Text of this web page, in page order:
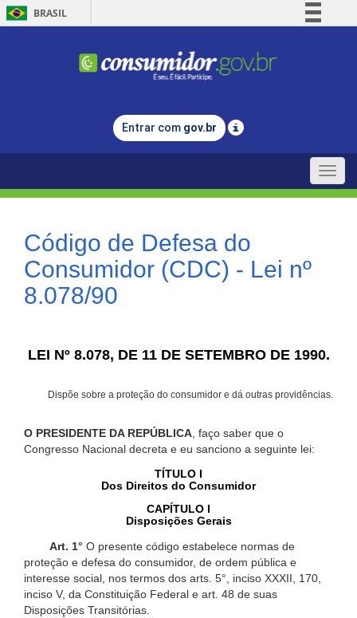
BRASIL
Comunica BR
Legislação
Entrar com gov.br
Toggle
Código de Defesa do
Consumidor (CDC) - Lei nº
8.078/90
LEI Nº 8.078, DE 11 DE SETEMBRO DE 1990.
Dispõe sobre a proteção do consumidor e dá outras providências.
O PRESIDENTE DA REPÚBLICA , faço saber que o
Congresso Nacional decreta e eu sanciono a seguinte lei:
TÍTULO I
Dos Direitos do Consumidor
CAPÍTULO I
Disposições Gerais
Art. 1° O presente código estabelece normas de
proteção e defesa do consumidor, de ordem pública e
interesse social, nos termos dos arts. 5°, inciso XXXII, 170,
inciso V, da Constituição Federal e art. 48 de suas
Disposições Transitórias.